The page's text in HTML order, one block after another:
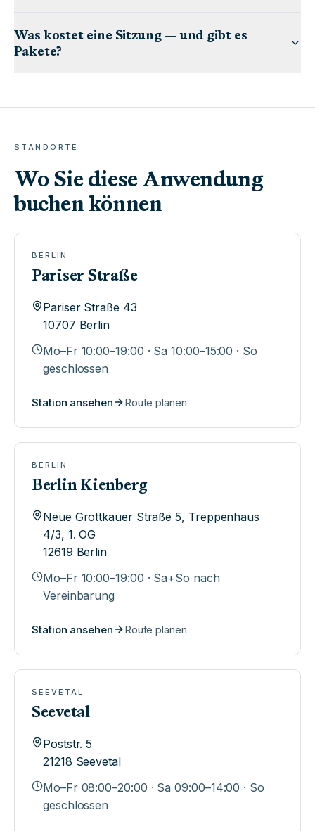
Was kostet eine Sitzung — und gibt es
Pakete?
STANDORTE
Wo Sie diese Anwendung
buchen können
BERLIN
Pariser Straße
Pariser Straße 43
10707 Berlin
Mo–Fr 10:00–19:00 · Sa 10:00–15:00 · So
geschlossen
Station ansehen Route planen
BERLIN
Berlin Kienberg
Neue Grottkauer Straße 5, Treppenhaus
4/3, 1. OG
12619 Berlin
Mo–Fr 10:00–19:00 · Sa+So nach
Vereinbarung
Station ansehen Route planen
SEEVETAL
Seevetal
Poststr. 5
21218 Seevetal
Mo–Fr 08:00–20:00 · Sa 09:00–14:00 · So
geschlossen